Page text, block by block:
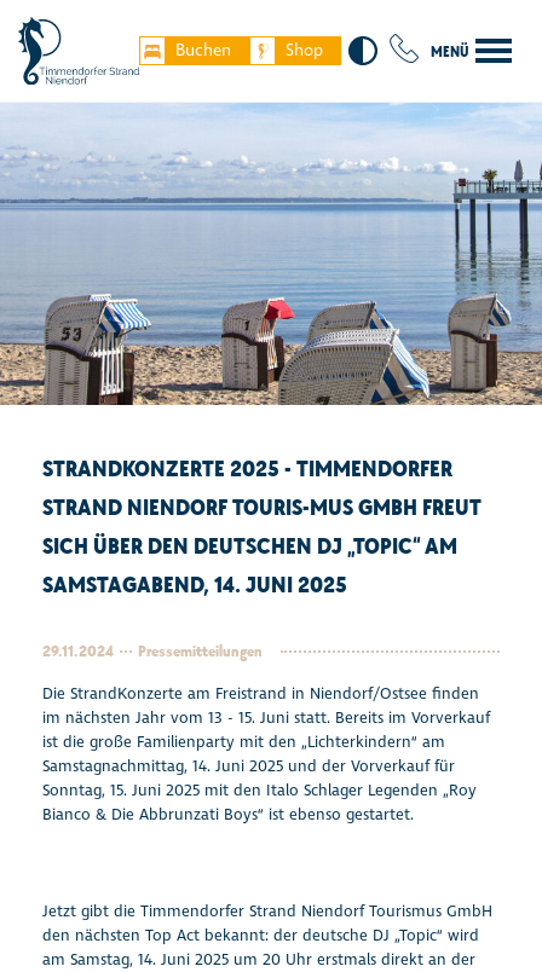
Buchen Shop MENÜ
STRANDKONZERTE 2025 - TIMMENDORFER
STRAND NIENDORF TOURIS-MUS GMBH FREUT
SICH ÜBER DEN DEUTSCHEN DJ „TOPIC“ AM
SAMSTAGABEND, 14. JUNI 2025
29.11.2024 Pressemitteilungen
Die StrandKonzerte am Freistrand in Niendorf/Ostsee finden
im nächsten Jahr vom 13 - 15. Juni statt. Bereits im Vorverkauf
ist die große Familienparty mit den „Lichterkindern“ am
Samstagnachmittag, 14. Juni 2025 und der Vorverkauf für
Sonntag, 15. Juni 2025 mit den Italo Schlager Legenden „Roy
Bianco & Die Abbrunzati Boys“ ist ebenso gestartet.
Jetzt gibt die Timmendorfer Strand Niendorf Tourismus GmbH
den nächsten Top Act bekannt: der deutsche DJ „Topic“ wird
am Samstag, 14. Juni 2025 um 20 Uhr erstmals direkt an der